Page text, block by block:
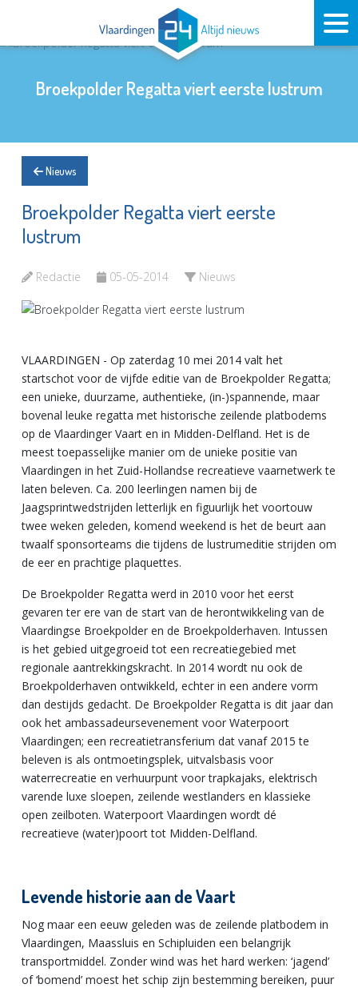
Broekpolder Regatta viert eerste lustrum
Nieuws
Broekpolder Regatta viert eerste
lustrum
Redactie 05-05-2014 Nieuws
VLAARDINGEN - Op zaterdag 10 mei 2014 valt het
startschot voor de vijfde editie van de Broekpolder Regatta;
een unieke, duurzame, authentieke, (in-)spannende, maar
bovenal leuke regatta met historische zeilende platbodems
op de Vlaardinger Vaart en in Midden-Delfland. Het is de
meest toepasselijke manier om de unieke positie van
Vlaardingen in het Zuid-Hollandse recreatieve vaarnetwerk te
laten beleven. Ca. 200 leerlingen namen bij de
Jaagsprintwedstrijden letterlijk en figuurlijk het voortouw
twee weken geleden, komend weekend is het de beurt aan
twaalf sponsorteams die tijdens de lustrumeditie strijden om
de eer en prachtige plaquettes.
De Broekpolder Regatta werd in 2010 voor het eerst
gevaren ter ere van de start van de herontwikkeling van de
Vlaardingse Broekpolder en de Broekpolderhaven. Intussen
is het gebied uitgegroeid tot een recreatiegebied met
regionale aantrekkingskracht. In 2014 wordt nu ook de
Broekpolderhaven ontwikkeld, echter in een andere vorm
dan destijds gedacht. De Broekpolder Regatta is dit jaar dan
ook het ambassadeursevenement voor Waterpoort
Vlaardingen; een recreatietransferium dat vanaf 2015 te
beleven is als ontmoetingsplek, uitvalsbasis voor
waterrecreatie en verhuurpunt voor trapkajaks, elektrisch
varende luxe sloepen, zeilende westlanders en klassieke
open zeilboten. Waterpoort Vlaardingen wordt dé
recreatieve (water)poort tot Midden-Delfland.
Levende historie aan de Vaart
Nog maar een eeuw geleden was de zeilende platbodem in
Vlaardingen, Maassluis en Schipluiden een belangrijk
transportmiddel. Zonder wind was het hard werken: ‘jagend’
of ‘bomend’ moest het schip zijn bestemming bereiken, puur